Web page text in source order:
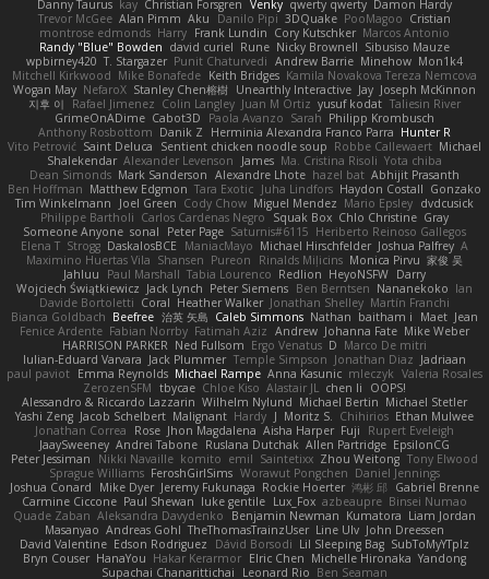
Danny Taurus kay Christian Forsgren Venky qwerty qwerty Damon Hardy
Trevor McGee Alan Pimm Aku Danilo Pipi 3DQuake PooMagoo Cristian
montrose edmonds Harry Frank Lundin Cory Kutschker Marcos Antonio
Randy "Blue" Bowden david curiel Rune Nicky Brownell Sibusiso Mauze
wpbirney420 T. Stargazer Punit Chaturvedi Andrew Barrie Minehow Mon1k4
Mitchell Kirkwood Mike Bonafede Keith Bridges Kamila Novakova Tereza Nemcova
Wogan May NefaroX Stanley Chen榕樹 Unearthly Interactive Jay Joseph McKinnon
지후 이
Rafael Jimenez Colin Langley Juan M Ortiz yusuf kodat Taliesin River
GrimeOnADime Cabot3D Paola Avanzo Sarah Philipp Krombusch
Anthony Rosbottom Danik Z Herminia Alexandra Franco Parra Hunter R
Vito Petrović Saint Deluca Sentient chicken noodle soup Robbe Callewaert Michael
Shalekendar Alexander Levenson James Ma. Cristina Risoli Yota chiba
Dean Simonds Mark Sanderson Alexandre Lhote hazel bat Abhijit Prasanth
Ben Hoffman Matthew Edgmon Tara Exotic Juha Lindfors Haydon Costall Gonzako
Tim Winkelmann
Joel Green Cody Chow Miguel Mendez Mario Epsley dvdcusick
Philippe Bartholi Carlos Cardenas Negro Squak Box Chlo Christine Gray
Someone Anyone sonal Peter Page Saturnis#6115 Heriberto Reinoso Gallegos
Elena T Strogg DaskalosBCE ManiacMayo Michael Hirschfelder Joshua Palfrey A
Maximino Huertas Vila Shansen Pureon Rinalds Miļicins Monica Pirvu 家俊 吴
Jahluu
Paul Marshall Tabia Lourenco Redlion HeyoNSFW Darry
Wojciech Świątkiewicz Jack Lynch Peter Siemens Ben Berntsen Nananekoko Ian
Davide Bortoletti Coral Heather Walker Jonathan Shelley Martín Franchi
Bianca Goldbach Beefree 治英 矢島 Caleb Simmons Nathan baitham i Maet Jean
Fenice Ardente Fabian Norrby Fatimah Aziz Andrew Johanna Fate Mike Weber
HARRISON PARKER Ned Fullsom Ergo Venatus D Marco De mitri
Iulian-Eduard Varvara Jack Plummer Temple Simpson Jonathan Diaz Jadriaan
paul paviot Emma Reynolds Michael Rampe Anna Kasunic mleczyk Valeria Rosales
ZerozenSFM tbycae Chloe Kiso Alastair JL chen li
OOPS!
Alessandro & Riccardo Lazzarin Wilhelm Nylund Michael Bertin Michael Stetler
Yashi Zeng Jacob Schelbert Malignant Hardy J Moritz S. Chihirios Ethan Mulwee
Jonathan Correa
Rose Jhon Magdalena Aisha Harper Fuji
Rupert Eveleigh
JaaySweeney Andrei Tabone Ruslana Dutchak Allen Partridge EpsilonCG
Peter Jessiman
Nikki Navaille komito emil Saintetixx Zhou Weitong Tony Elwood
Sprague Williams FeroshGirlSims Worawut Pongchen Daniel Jennings
Joshua Conard
Mike Dyer Jeremy Fukunaga Rockie Hoerter 鸿彬 邱 Gabriel Brenne
Carmine Ciccone Paul Shewan luke gentile Lux_Fox azbeaupre Binsei Numao
Quade Zaban Aleksandra Davydenko Benjamin Newman Kumatora Liam Jordan
Masanyao Andreas Gohl TheThomasTrainzUser Line Ulv John Dreessen
David Valentine Edson Rodriguez Dávid Borsodi Lil Sleeping Bag SubToMyYTplz
Bryn Couser HanaYou Hakar Kerarmor Elric Chen Michelle Hironaka Yandong
Supachai Chanarittichai
Leonard Rio Ben Seaman